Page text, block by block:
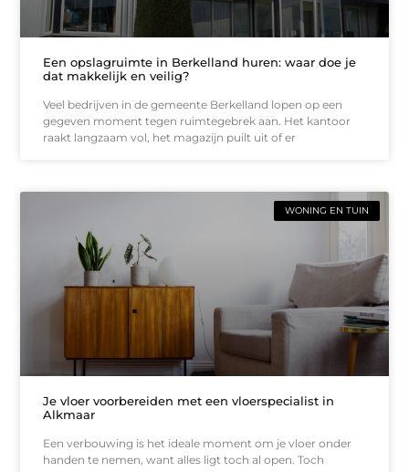
Een opslagruimte in Berkelland huren: waar doe je
dat makkelijk en veilig?
Veel bedrijven in de gemeente Berkelland lopen op een
gegeven moment tegen ruimtegebrek aan. Het kantoor
raakt langzaam vol, het magazijn puilt uit of er
WONING EN TUIN
Je vloer voorbereiden met een vloerspecialist in
Alkmaar
Een verbouwing is het ideale moment om je vloer onder
handen te nemen, want alles ligt toch al open. Toch